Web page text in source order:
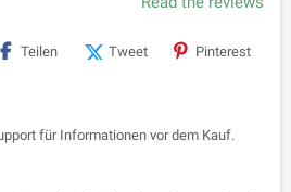
Teilen Tweet Pinterest
für Informationen vor dem Kauf.